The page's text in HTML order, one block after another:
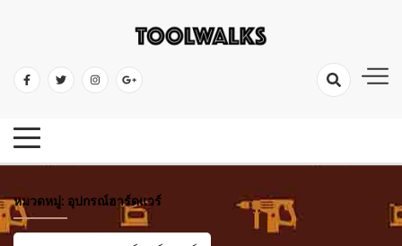
เครื่องมือช่าง เครื่องมือช่างไม้
หมวดหมู่: อุปกรณ์ฮาร์ดแวร์